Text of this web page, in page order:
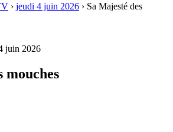
› jeudi 4 juin 2026 › Sa Majesté des
juin 2026
mouches